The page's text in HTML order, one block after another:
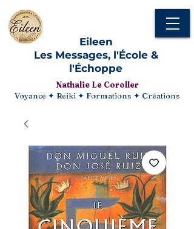
Eileen
Les Messages, l'École &
l'Échoppe
Nathalie Le Coroller
Voyance ✦ Reiki ✦ Formations ✦ Créations